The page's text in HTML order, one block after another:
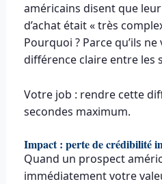
américains disent que
d’achat était « très
Pourquoi ? Parce qu’ils
différence claire entre les
Votre job : rendre cette
secondes maximum.
Impact : perte de crédibilité
Quand un prospect
immédiatement votre